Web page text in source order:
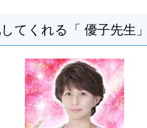
てくれる「 優子先生」